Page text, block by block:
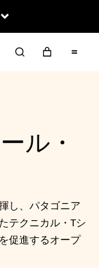
ル・
し、パタゴニア
テクニカル・Tシ
促進するオープ